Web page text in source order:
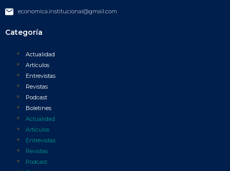
economica.institucional@gmail.com
Categoría
Actualidad
Artículos
Entrevistas
Revistas
Podcast
Boletines
Actualidad
Artículos
Entrevistas
Revistas
Podcast